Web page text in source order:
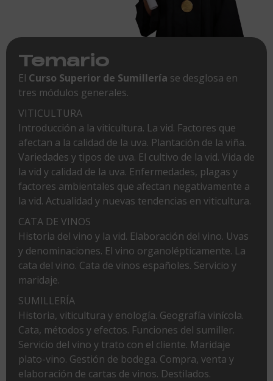
Temario
El Curso Superior de Sumillería se desglosa en
tres módulos generales.
VITICULTURA
Introducción a la viticultura. La vid. Factores que
afectan a la calidad de la uva. Plantación de la viña.
Variedades y tipos de uva. El cultivo de la vid. Vida de
la vid y calidad de la uva. Enfermedades, plagas y
factores ambientales que afectan negativamente a
la vid. Actualidad y nuevas tendencias en viticultura.
CATA DE VINOS
Historia del vino y la vid. Elaboración del vino. Uvas
y denominaciones. El vino organolépticamente. La
cata del vino. Cata de vinos españoles. Servicio y
maridaje.
SUMILLERÍA
Historia, viticultura y enología. Geografía vinícola.
Cata, métodos y efectos. Funciones del sumiller.
Servicio del vino y trato con el cliente. Maridaje
plato-vino. Gestión de bodega. Compra, venta y
elaboración de cartas de vinos. Destilados.